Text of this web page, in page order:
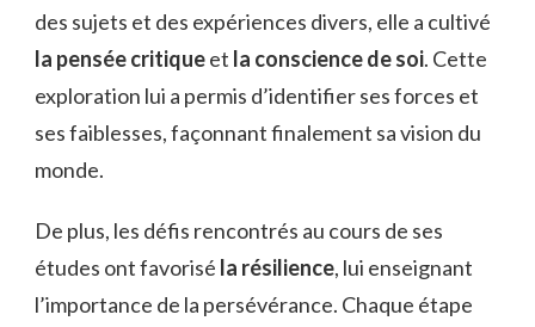
des sujets et des expériences divers, elle a cultivé
la pensée critiqueet la conscience de soi. Cette
exploration lui a permis d’identifier ses forces et
ses faiblesses, façonnant finalement sa vision du
monde.
De plus, les défis rencontrés au cours de ses
études ont favorisé la résilience, lui enseignant
l’importance de la persévérance. Chaque étape